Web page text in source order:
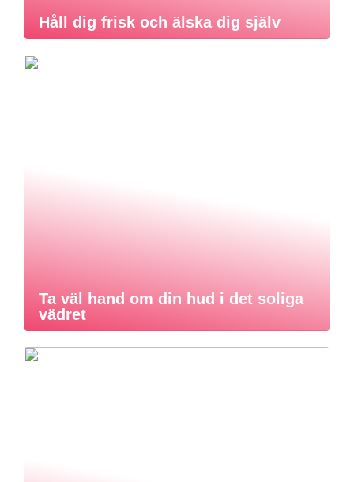
Håll dig frisk och älska dig själv
Ta väl hand om din hud i det soliga
vädret